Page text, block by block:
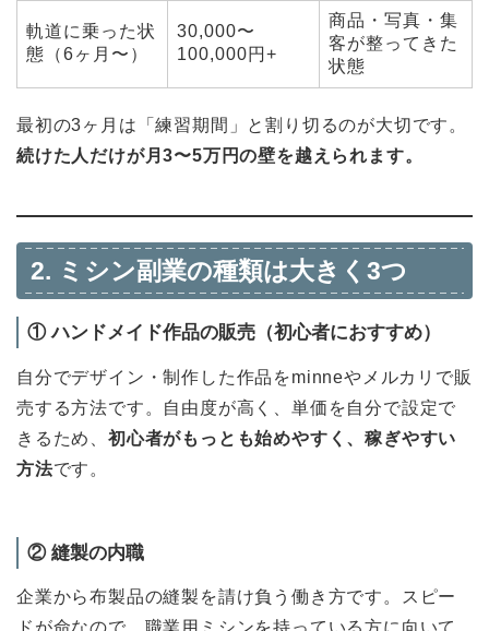
軌道に乗った状
態（6ヶ月〜）
30,000〜
100,000円+
商品・写真・集
客が整ってきた
状態
最初の3ヶ月は「練習期間」と割り切るのが大切です。
続けた人だけが月3〜5万円の壁を越えられます。
2. ミシン副業の種類は大きく3つ
① ハンドメイド作品の販売（初心者におすすめ）
自分でデザイン・制作した作品をminneやメルカリで販
売する方法です。自由度が高く、単価を自分で設定で
きるため、 初心者がもっとも始めやすく、稼ぎやすい
方法です。
② 縫製の内職
企業から布製品の縫製を請け負う働き方です。スピー